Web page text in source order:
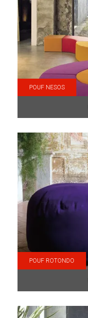
POUF NESOS
POUF ROTONDO